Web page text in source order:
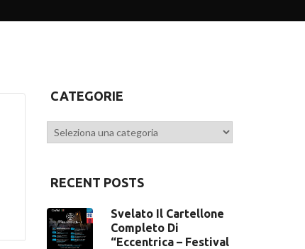
CATEGORIE
Categorie
RECENT POSTS
Svelato Il Cartellone
Completo Di
“Eccentrica – Festival